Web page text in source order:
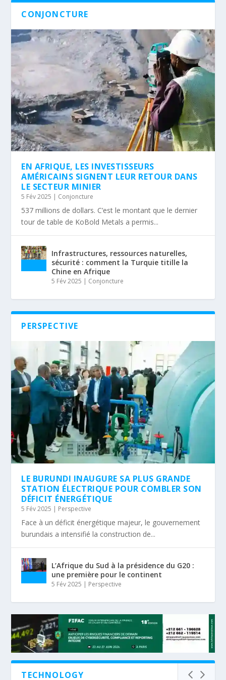
CONJONCTURE
EN AFRIQUE, LES INVESTISSEURS
AMÉRICAINS SIGNENT LEUR RETOUR DANS
LE SECTEUR MINIER
5 Fév 2025 Conjoncture
537 millions de dollars. C’est le montant que le dernier
tour de table de KoBold Metals a permis...
Infrastructures, ressources naturelles,
sécurité : comment la Turquie titille la
Chine en Afrique
5 Fév 2025 Conjoncture
PERSPECTIVE
LE BURUNDI INAUGURE SA PLUS GRANDE
STATION ÉLECTRIQUE POUR COMBLER SON
DÉFICIT ÉNERGÉTIQUE
5 Fév 2025 | Perspective
Face à un déficit énergétique majeur, le gouvernement
burundais a intensifié la construction de...
L’Afrique du Sud à la présidence du G20 :
une première pour le continent
5 Fév 2025 | Perspective
TECHNOLOGY